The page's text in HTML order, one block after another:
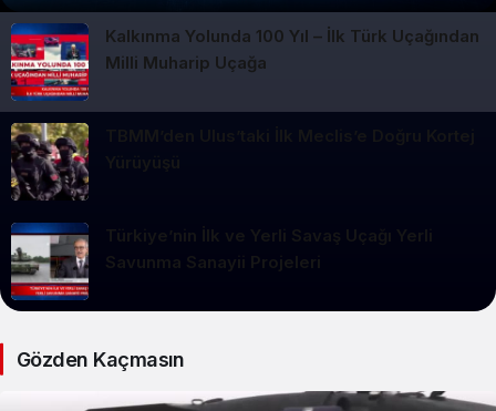
Kalkınma Yolunda 100 Yıl – İlk Türk Uçağından
Milli Muharip Uçağa
Gözden Kaçmasın